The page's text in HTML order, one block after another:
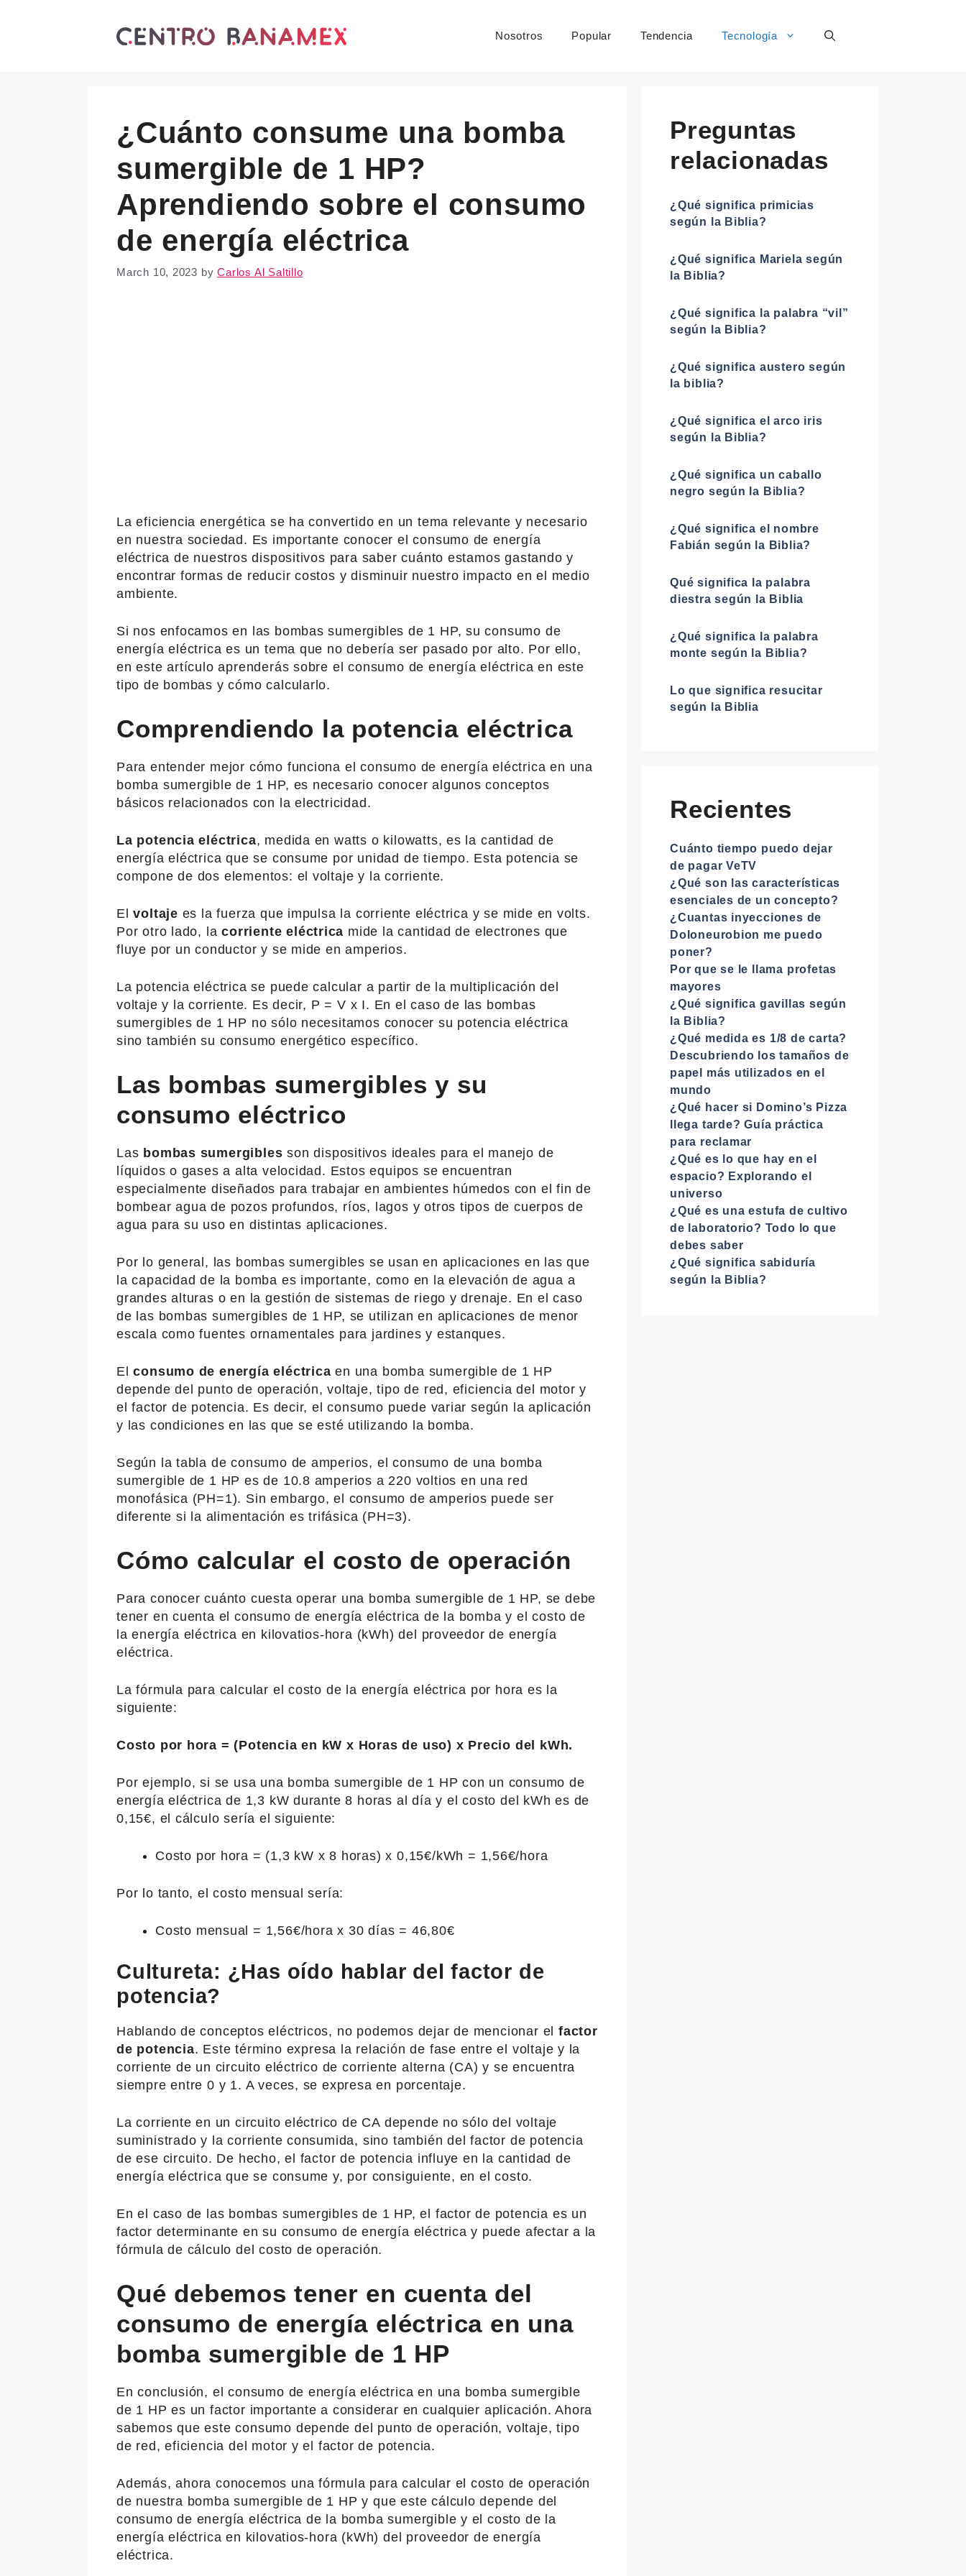
Nosotros Popular Tendencia Tecnología
¿Cuánto consume una bomba
sumergible de 1 HP?
Aprendiendo sobre el consumo
de energía eléctrica
March 10, 2023 byCarlos Al Saltillo
La eficiencia energética se ha convertido en un tema relevante y necesario
en nuestra sociedad. Es importante conocer el consumo de energía
eléctrica de nuestros dispositivos para saber cuánto estamos gastando y
encontrar formas de reducir costos y disminuir nuestro impacto en el medio
ambiente.
Si nos enfocamos en las bombas sumergibles de 1 HP, su consumo de
energía eléctrica es un tema que no debería ser pasado por alto. Por ello,
en este artículo aprenderás sobre el consumo de energía eléctrica en este
tipo de bombas y cómo calcularlo.
Comprendiendo la potencia eléctrica
Para entender mejor cómo funciona el consumo de energía eléctrica en una
bomba sumergible de 1 HP, es necesario conocer algunos conceptos
básicos relacionados con la electricidad.
La potencia eléctrica, medida en watts o kilowatts, es la cantidad de
energía eléctrica que se consume por unidad de tiempo. Esta potencia se
compone de dos elementos: el voltaje y la corriente.
Elvoltaje es la fuerza que impulsa la corriente eléctrica y se mide en volts.
Por otro lado, lacorriente eléctrica mide la cantidad de electrones que
fluye por un conductor y se mide en amperios.
La potencia eléctrica se puede calcular a partir de la multiplicación del
voltaje y la corriente. Es decir, P = V x I. En el caso de las bombas
sumergibles de 1 HP no sólo necesitamos conocer su potencia eléctrica
sino también su consumo energético específico.
Las bombas sumergibles y su
consumo eléctrico
Las bombas sumergibles son dispositivos ideales para el manejo de
líquidos o gases a alta velocidad. Estos equipos se encuentran
especialmente diseñados para trabajar en ambientes húmedos con el fin de
bombear agua de pozos profundos, ríos, lagos y otros tipos de cuerpos de
agua para su uso en distintas aplicaciones.
Por lo general, las bombas sumergibles se usan en aplicaciones en las que
la capacidad de la bomba es importante, como en la elevación de agua a
grandes alturas o en la gestión de sistemas de riego y drenaje. En el caso
de las bombas sumergibles de 1 HP, se utilizan en aplicaciones de menor
escala como fuentes ornamentales para jardines y estanques.
Elconsumo de energía eléctrica en una bomba sumergible de 1 HP
depende del punto de operación, voltaje, tipo de red, eficiencia del motor y
el factor de potencia. Es decir, el consumo puede variar según la aplicación
y las condiciones en las que se esté utilizando la bomba.
Según la tabla de consumo de amperios, el consumo de una bomba
sumergible de 1 HP es de 10.8 amperios a 220 voltios en una red
monofásica (PH=1). Sin embargo, el consumo de amperios puede ser
diferente si la alimentación es trifásica (PH=3).
Cómo calcular el costo de operación
Para conocer cuánto cuesta operar una bomba sumergible de 1 HP, se debe
tener en cuenta el consumo de energía eléctrica de la bomba y el costo de
la energía eléctrica en kilovatios-hora (kWh) del proveedor de energía
eléctrica.
La fórmula para calcular el costo de la energía eléctrica por hora es la
siguiente:
Costo por hora = (Potencia en kW x Horas de uso) x Precio del kWh.
Por ejemplo, si se usa una bomba sumergible de 1 HP con un consumo de
energía eléctrica de 1,3 kW durante 8 horas al día y el costo del kWh es de
0,15€, el cálculo sería el siguiente:
Costo por hora = (1,3 kW x 8 horas) x 0,15€/kWh = 1,56€/hora
Por lo tanto, el costo mensual sería:
Costo mensual = 1,56€/hora x 30 días = 46,80€
Cultureta: ¿Has oído hablar del factor de
potencia?
Hablando de conceptos eléctricos, no podemos dejar de mencionar el factor
de potencia. Este término expresa la relación de fase entre el voltaje y la
corriente de un circuito eléctrico de corriente alterna (CA) y se encuentra
siempre entre 0 y 1. A veces, se expresa en porcentaje.
La corriente en un circuito eléctrico de CA depende no sólo del voltaje
suministrado y la corriente consumida, sino también del factor de potencia
de ese circuito. De hecho, el factor de potencia influye en la cantidad de
energía eléctrica que se consume y, por consiguiente, en el costo.
En el caso de las bombas sumergibles de 1 HP, el factor de potencia es un
factor determinante en su consumo de energía eléctrica y puede afectar a la
fórmula de cálculo del costo de operación.
Qué debemos tener en cuenta del
consumo de energía eléctrica en una
bomba sumergible de 1 HP
En conclusión, el consumo de energía eléctrica en una bomba sumergible
de 1 HP es un factor importante a considerar en cualquier aplicación. Ahora
sabemos que este consumo depende del punto de operación, voltaje, tipo
de red, eficiencia del motor y el factor de potencia.
Además, ahora conocemos una fórmula para calcular el costo de operación
de nuestra bomba sumergible de 1 HP y que este cálculo depende del
consumo de energía eléctrica de la bomba sumergible y el costo de la
energía eléctrica en kilovatios-hora (kWh) del proveedor de energía
eléctrica.
Preguntas
relacionadas
¿Qué significa primicias
según la Biblia?
¿Qué significa Mariela según
la Biblia?
¿Qué significa la palabra “vil”
según la Biblia?
¿Qué significa austero según
la biblia?
¿Qué significa el arco iris
según la Biblia?
¿Qué significa un caballo
negro según la Biblia?
¿Qué significa el nombre
Fabián según la Biblia?
Qué significa la palabra
diestra según la Biblia
¿Qué significa la palabra
monte según la Biblia?
Lo que significa resucitar
según la Biblia
Recientes
Cuánto tiempo puedo dejar
de pagar VeTV
¿Qué son las características
esenciales de un concepto?
¿Cuantas inyecciones de
Doloneurobion me puedo
poner?
Por que se le llama profetas
mayores
¿Qué significa gavillas según
la Biblia?
¿Qué medida es 1/8 de carta?
Descubriendo los tamaños de
papel más utilizados en el
mundo
¿Qué hacer si Domino’s Pizza
llega tarde? Guía práctica
para reclamar
¿Qué es lo que hay en el
espacio? Explorando el
universo
¿Qué es una estufa de cultivo
de laboratorio? Todo lo que
debes saber
¿Qué significa sabiduría
según la Biblia?